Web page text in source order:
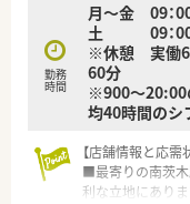
勤務
時間
月～金 09：
土 09：00
※休憩 実働6
60分
※900～20:00
均40時間のシ
【店舗情報と応需
■最寄りの南茨木
利な立地にありま